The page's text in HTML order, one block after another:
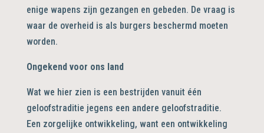
enige wapens zijn gezangen en gebeden. De vraag is
waar de overheid is als burgers beschermd moeten
worden.
Ongekend voor ons land
Wat we hier zien is een bestrijden vanuit één
geloofstraditie jegens een andere geloofstraditie.
Een zorgelijke ontwikkeling, want een ontwikkeling